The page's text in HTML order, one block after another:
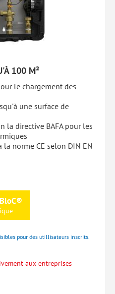
100 M²
le chargement des
une surface de
la directive BAFA pour les
norme CE selon DIN EN
pour des utillisateurs inscrits.
aux entreprises